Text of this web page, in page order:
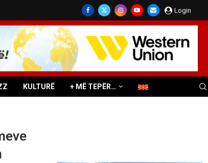
Login
KULTURË + MË TEPËR…